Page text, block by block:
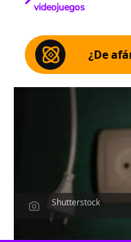
videojuegos
¿De
Shutterstock